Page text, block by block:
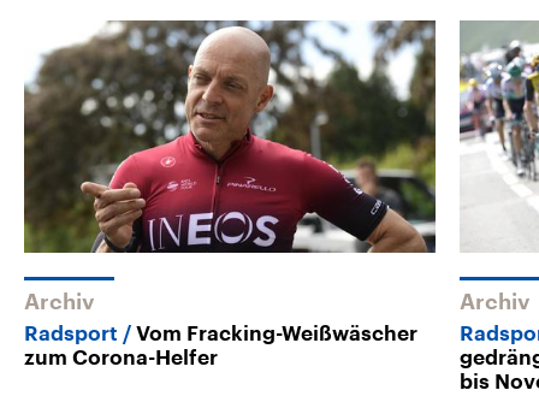
Archiv
Radsport
Vom Fracking-Weißwäscher
zum Corona-Helfer
Archiv
bis